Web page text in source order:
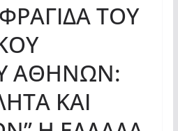
TOY
ΑΘΗΝΩΝ:
ΚΑΙ